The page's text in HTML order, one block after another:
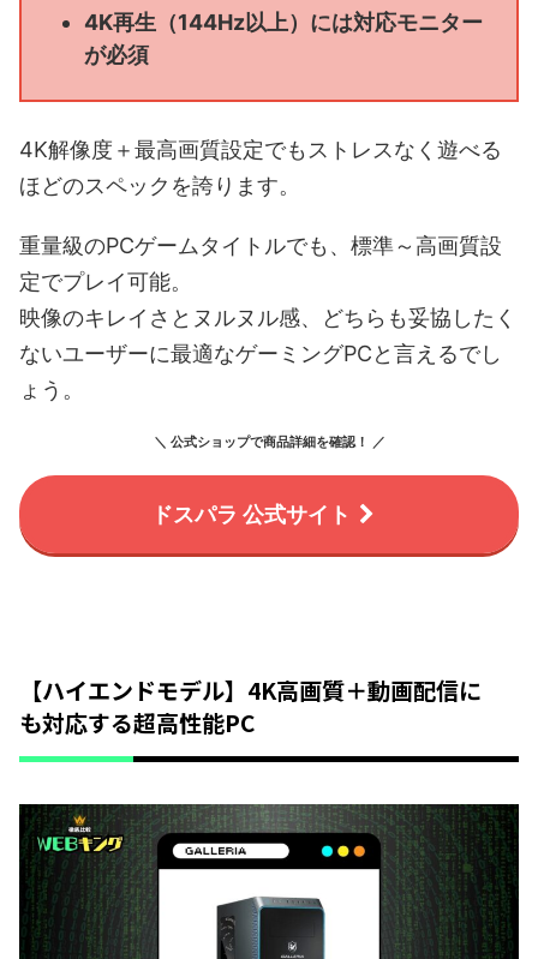
4K再生（144Hz以上）には対応モニター
が必須
4K解像度＋最高画質設定でもストレスなく遊べる
ほどのスペックを誇ります。
重量級のPCゲームタイトルでも、標準～高画質設
定でプレイ可能。
映像のキレイさとヌルヌル感、どちらも妥協したく
ないユーザーに最適なゲーミングPCと言えるでし
ょう。
＼ 公式ショップで商品詳細を確認！ ／
ドスパラ 公式サイト
【ハイエンドモデル】4K高画質＋動画配信に
も対応する超高性能PC